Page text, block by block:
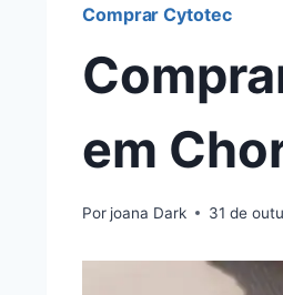
Comprar Cytotec
em
Por joana Dark 31 de